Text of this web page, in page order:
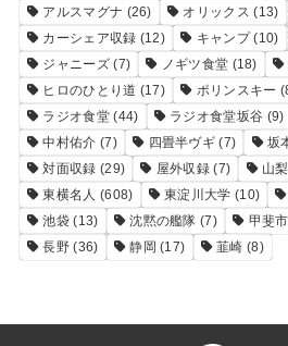
アルスマグナ (26) オリックス (13)
カーシェア収録 (12) キャンプ(10)
ジャニーズ(7) ノギツ食堂 (18)
ヒロのひとり道 (17) ポリンスキー
ラジオ食堂(44) ラジオ食堂坂谷 (9)
中村佑介 (7) 四畳半ヴギ (7) 坂
対面収録 (29) 屋外収録 (7) 山梨
東横名人 (608) 東淀川大学 (10)
池袋 (13) 沈黙の艦隊 (7) 甲斐市
長野 (36) 静岡 (17) 韮崎 (8)